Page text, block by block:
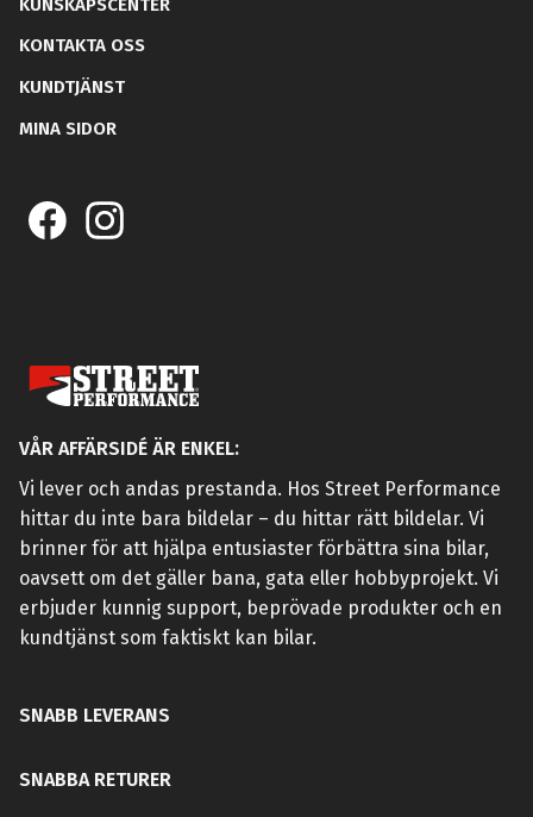
KUNSKAPSCENTER
KONTAKTA OSS
KUNDTJÄNST
MINA SIDOR
VÅR AFFÄRSIDÉ ÄR ENKEL:
Vi lever och andas prestanda. Hos Street Performance
hittar du inte bara bildelar – du hittar rätt bildelar. Vi
brinner för att hjälpa entusiaster förbättra sina bilar,
oavsett om det gäller bana, gata eller hobbyprojekt. Vi
erbjuder kunnig support, beprövade produkter och en
kundtjänst som faktiskt kan bilar.
SNABB LEVERANS
SNABBA RETURER